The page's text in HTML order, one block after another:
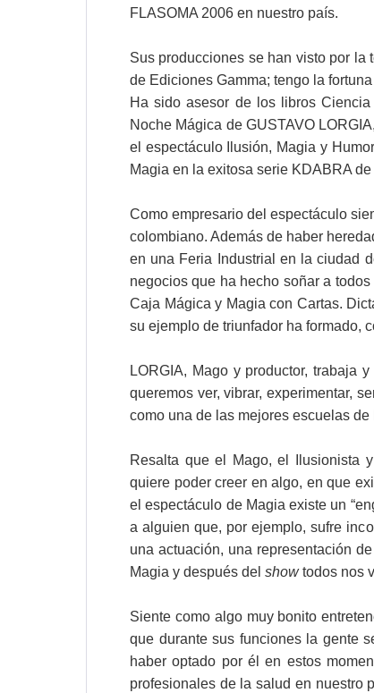
FLASOMA 2006 en nuestro país.
Sus producciones se han visto por
de Ediciones Gamma; tengo la
Ha sido asesor de los libros
Noche Mágica de GUSTAVO
el espectáculo Ilusión, Magia y
Magia en la exitosa serie KDABRA
Como empresario del espectáculo
colombiano. Además de haber
en una Feria Industrial en la ciudad
negocios que ha hecho soñar a
Caja Mágica y Magia con Cartas.
su ejemplo de triunfador ha formado,
LORGIA, Mago y productor, trabaja
queremos ver, vibrar, experimentar,
como una de las mejores escuelas de
Resalta que el Mago, el Ilusionista
quiere poder creer en algo, en que
el espectáculo de Magia existe un
a alguien que, por ejemplo, sufre
una actuación, una representación
Magia y después del showtodos nos
Siente como algo muy bonito
que durante sus funciones la gente
haber optado por él en estos
profesionales de la salud en nuestro